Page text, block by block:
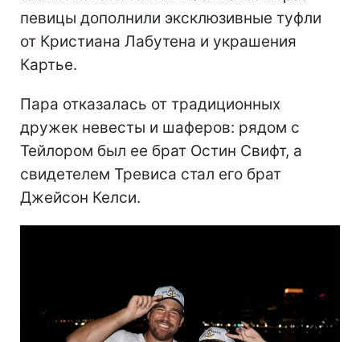
певицы дополнили эксклюзивные туфли
от Кристиана Лабутена и украшения
Картье.
Пара отказалась от традиционных
дружек невесты и шаферов: рядом с
Тейлором был ее брат Остин Свифт, а
свидетелем Тревиса стал его брат
Джейсон Келси.